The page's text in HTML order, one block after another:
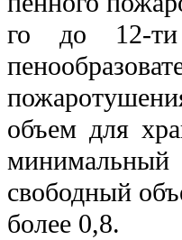
го до 12-
объем для
свободный
более 0,8.